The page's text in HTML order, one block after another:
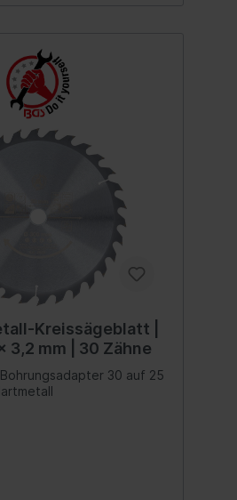
Kreissägeblatt |
3,2 mm | 30 Zähne
30 auf 25